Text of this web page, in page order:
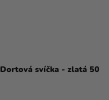
Dortová svíčka - zlatá 50